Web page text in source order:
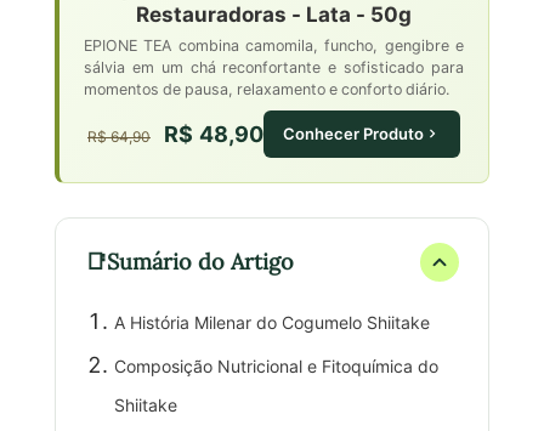
Restauradoras - Lata - 50g
EPIONE TEA combina camomila, funcho, gengibre e
sálvia em um chá reconfortante e sofisticado para
momentos de pausa, relaxamento e conforto diário.
R$ 64,90 R$ 48,90 Conhecer Produto
Sumário do Artigo
A História Milenar do Cogumelo Shiitake
Composição Nutricional e Fitoquímica do
Shiitake